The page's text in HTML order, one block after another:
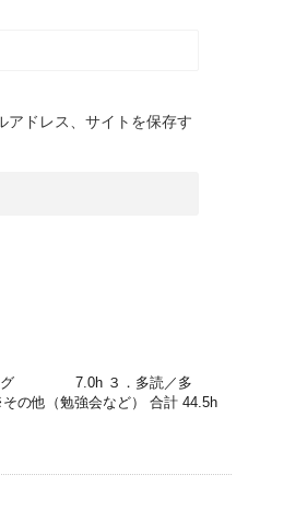
アドレス、サイトを保存す
グ 7.0h ３．多読／多
強会など） 合計 44.5h